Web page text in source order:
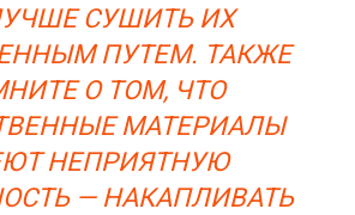
СУШИТЬ ИХ
ПУТЕМ. ТАКЖЕ
О ТОМ, ЧТО
МАТЕРИАЛЫ
НЕПРИЯТНУЮ
— НАКАПЛИВАТЬ